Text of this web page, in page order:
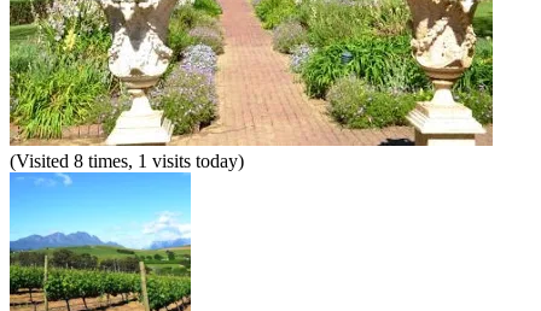
(Visited 8 times, 1 visits today)